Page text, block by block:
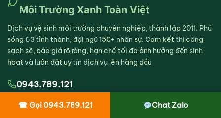
Môi Trường Xanh Toàn Việt
Dịch vụ vệ sinh môi trường chuyên nghiệp, thành lập 2011. Phủ
sóng 63 tỉnh thành, đội ngũ 150+ nhân sự. Cam kết thi công
sạch sẽ, báo giá rõ ràng, hạn chế tối đa ảnh hưởng đến sinh
hoạt và luôn đặt uy tín dịch vụ lên hàng đầu
0943.789.121
Zalo: 0943.789.121
☎ Gọi 0943.789.121 Chat Zalo